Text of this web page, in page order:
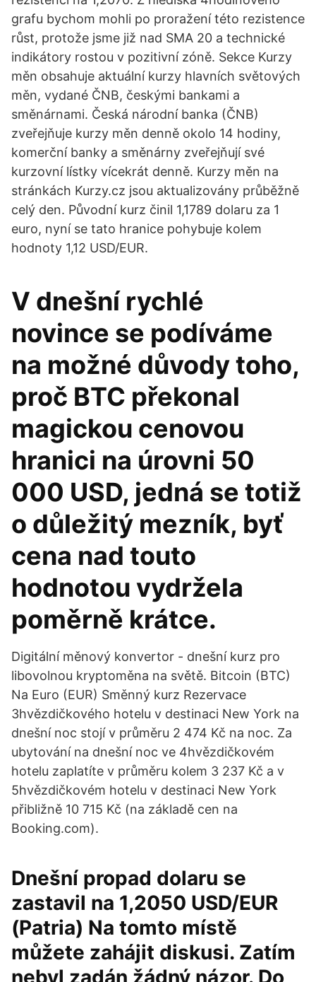
grafu bychom mohli po proražení této rezistence
růst, protože jsme již nad SMA 20 a technické
indikátory rostou v pozitivní zóně. Sekce Kurzy
měn obsahuje aktuální kurzy hlavních světových
měn, vydané ČNB, českými bankami a
směnárnami. Česká národní banka (ČNB)
zveřejňuje kurzy měn denně okolo 14 hodiny,
komerční banky a směnárny zveřejňují své
kurzovní lístky vícekrát denně. Kurzy měn na
stránkách Kurzy.cz jsou aktualizovány průběžně
celý den. Původní kurz činil 1,1789 dolaru za 1
euro, nyní se tato hranice pohybuje kolem
hodnoty 1,12 USD/EUR.
V dnešní rychlé
novince se podíváme
na možné důvody toho,
proč BTC překonal
magickou cenovou
hranici na úrovni 50
000 USD, jedná se totiž
o důležitý mezník, byť
cena nad touto
hodnotou vydržela
poměrně krátce.
Digitální měnový konvertor - dnešní kurz pro
libovolnou kryptoměna na světě. Bitcoin (BTC)
Na Euro (EUR) Směnný kurz Rezervace
3hvězdičkového hotelu v destinaci New York na
dnešní noc stojí v průměru 2 474 Kč na noc. Za
ubytování na dnešní noc ve 4hvězdičkovém
hotelu zaplatíte v průměru kolem 3 237 Kč a v
5hvězdičkovém hotelu v destinaci New York
přibližně 10 715 Kč (na základě cen na
Booking.com).
Dnešní propad dolaru se
zastavil na 1,2050 USD/EUR
(Patria) Na tomto místě
můžete zahájit diskusi. Zatím
nebyl zadán žádný názor. Do